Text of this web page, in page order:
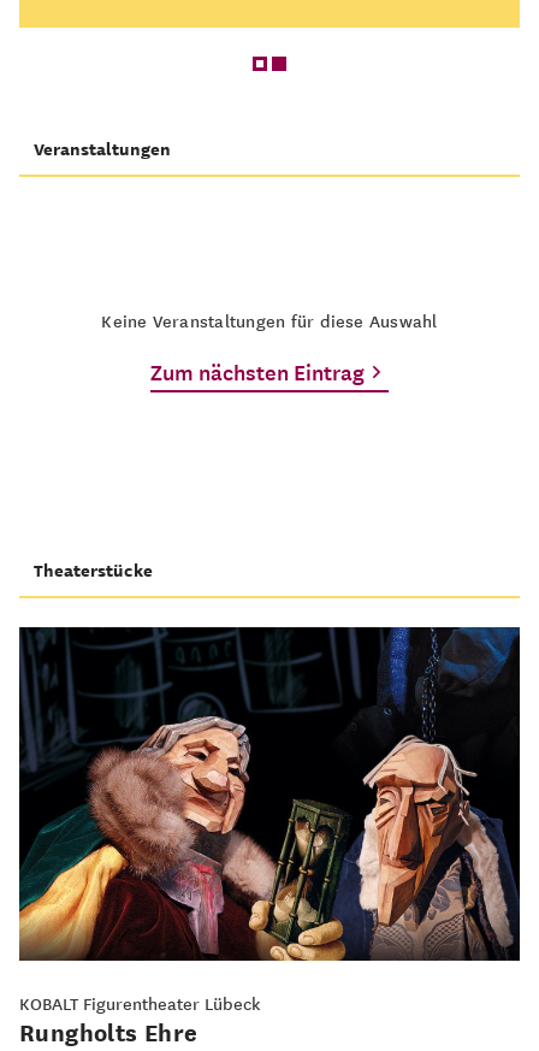
Veranstaltungen
Keine Veranstaltungen für diese Auswahl
Zum nächsten Eintrag
Theaterstücke
KOBALT Figurentheater Lübeck
Rungholts Ehre